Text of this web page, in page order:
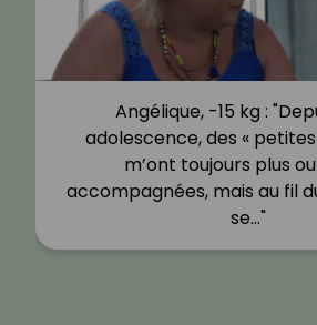
Angélique, -15 kg :
adolescence, des «
m’ont toujours plus
accompagnées, mais au fil
se…"